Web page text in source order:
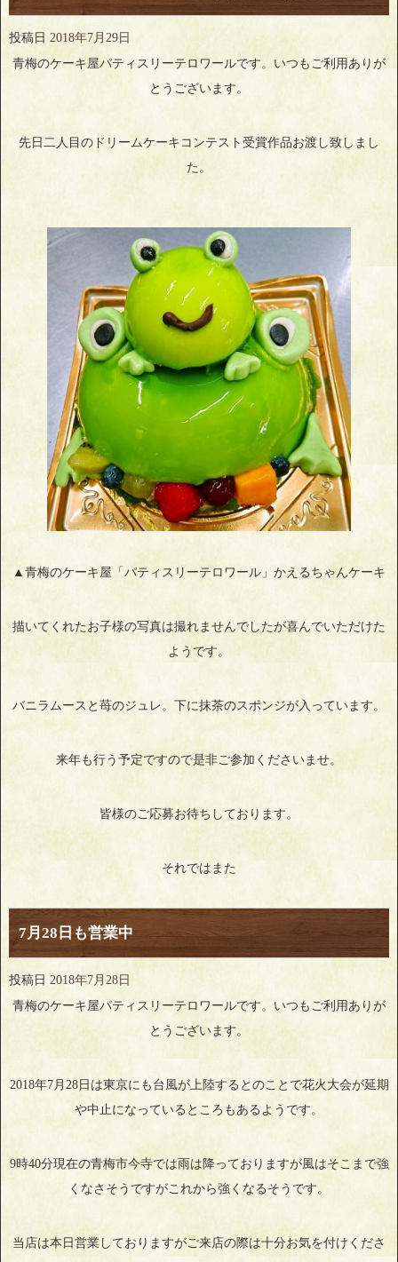
投稿日 2018年7月29日
青梅のケーキ屋パティスリーテロワールです。いつもご利用ありが
とうございます。
先日二人目のドリームケーキコンテスト受賞作品お渡し致しまし
た。
▲青梅のケーキ屋「パティスリーテロワール」かえるちゃんケーキ
描いてくれたお子様の写真は撮れませんでしたが喜んでいただけた
ようです。
バニラムースと苺のジュレ。下に抹茶のスポンジが入っています。
来年も行う予定ですので是非ご参加くださいませ。
皆様のご応募お待ちしております。
それではまた
7月28日も営業中
投稿日 2018年7月28日
青梅のケーキ屋パティスリーテロワールです。いつもご利用ありが
とうございます。
2018年7月28日は東京にも台風が上陸するとのことで花火大会が延期
や中止になっているところもあるようです。
9時40分現在の青梅市今寺では雨は降っておりますが風はそこまで強
くなさそうですがこれから強くなるそうです。
当店は本日営業しておりますがご来店の際は十分お気を付けくださ